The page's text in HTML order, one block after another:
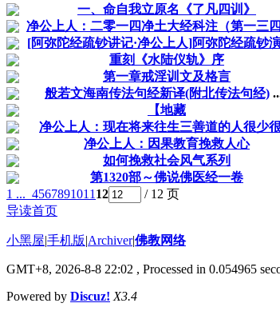
一、命自我立原名《了凡四训》
净公上人：二零一四净土大经科注（第一三四
[阿弥陀经疏钞讲记·净公上人]阿弥陀经疏钞
重刻《水陆仪轨》序
第一章戒淫训文及格言
般若文海南传法句经新译(附北传法句经)
【地藏
净公上人：现在将来往生三善道的人很少
净公上人：因果教育挽救人心
如何挽救社会风气系列
第1320部～佛说佛医经一卷
1 ... 4567891011 12
/ 12 页
导读首页
小黑屋|手机版|Archiver|佛教网络
GMT+8, 2026-8-8 22:02 , Processed in 0.054965
Powered by Discuz! X3.4